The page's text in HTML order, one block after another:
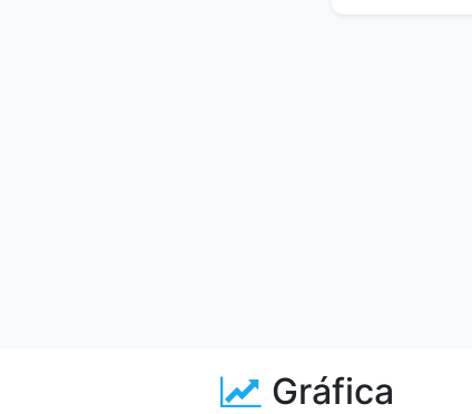
Gráfica